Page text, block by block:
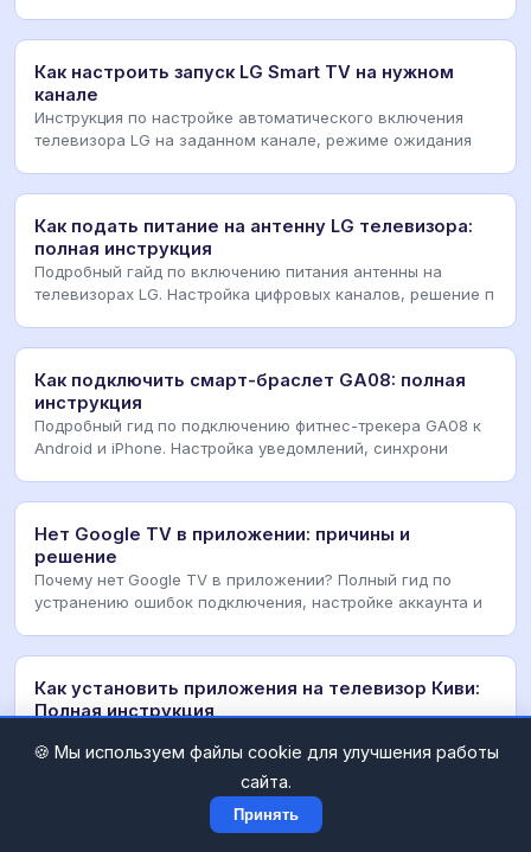
Как настроить запуск LG Smart TV на нужном
канале
Инструкция по настройке автоматического включения
телевизора LG на заданном канале, режиме ожидания
Как подать питание на антенну LG телевизора:
полная инструкция
Подробный гайд по включению питания антенны на
телевизорах LG. Настройка цифровых каналов, решение п
Как подключить смарт-браслет GA08: полная
инструкция
Подробный гид по подключению фитнес-трекера GA08 к
Android и iPhone. Настройка уведомлений, синхрони
Нет Google TV в приложении: причины и
решение
Почему нет Google TV в приложении? Полный гид по
устранению ошибок подключения, настройке аккаунта и
Как установить приложения на телевизор Киви:
Полная инструкция
Kiwi. Настройка сторонних источников, работа с ф
🍪 Мы используем файлы cookie для улучшения работы
сайта.
Принять